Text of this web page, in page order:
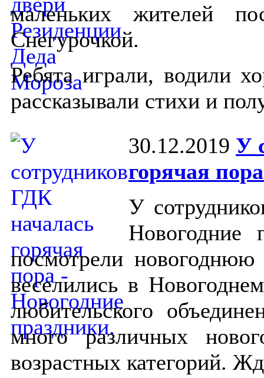
маленьких жителей
Снегурочкой.
Ребята играли, водили
рассказывали стихи и
30.12.2019 У
горячая
У
Новогодние
посмотрели
веселились в
любительского
много различных
возрастных категорий.